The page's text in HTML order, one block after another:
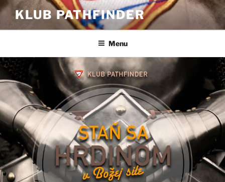
Prejsť
obsah
KLUB PATHFINDER
Menu